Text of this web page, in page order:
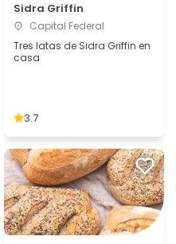
Sidra Griffin
Capital Federal
Tres latas de Sidra Griffin en
casa
3.7